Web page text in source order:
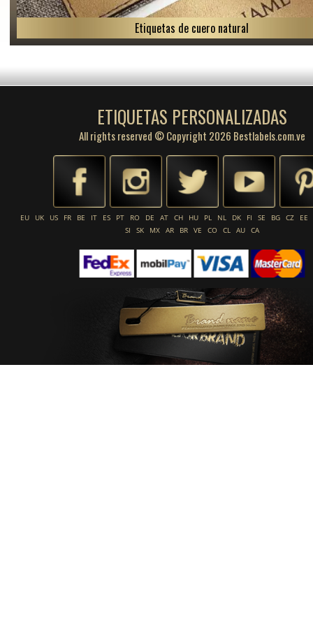
Etiquetas de cuero natural
ETIQUETAS PERSONALIZADAS
All rights reserved © Copyright 2026 Bestlabels.com.ve
EU UK US FR BE IT ES PT RO DE AT CH HU PL NL DK FI SE BG CZ
EE
SI
SK MX AR BR VE CO CL AU CA